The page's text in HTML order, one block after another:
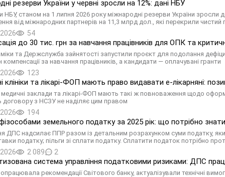
резерви України у червні зросли на 12%: дані НБУ
НБУ, станом на 1 липня 2026 року міжнародні резерви України
від міжнародних партнерів на 11,3 млрд дол., які перекрили
54
до 30 тис. грн за навчання працівників для ОПК та
та Держслужба зайнятості запустили проєкт для подолання
компенсації за навчання працівників, а кандидати — оплачувані гранти
123
клініки та лікарі-ФОП мають право видавати е-лікарняні:
медичні заклади та лікарі-ФОП мають такі ж повноваження щодо
договору з НСЗУ не наділяє цим правом
194
земельного податку за 2025 рік: що потрібно
ДПС надсилає ППР разом із детальним розрахунком суми податку,
податку; пільги зі сплати податку. Сплатити податок потрібно
2 089 2
система управління податковими ризиками: ДПС
рекомендації Світового банку, актуалізували технічні